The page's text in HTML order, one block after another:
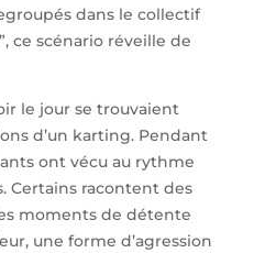
dans le collectif
ce scénario réveille de
le jour se trouvaient
d’un karting. Pendant
ont vécu au rythme
Certains racontent des
moments de détente
une forme d’agression